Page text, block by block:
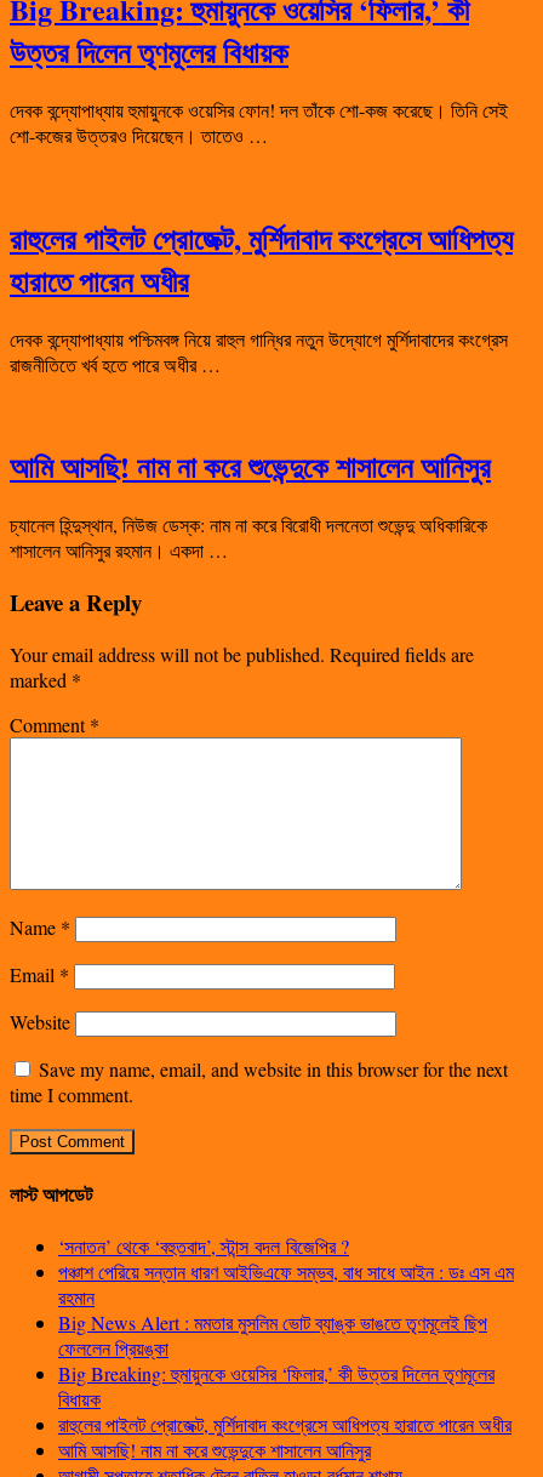
Big Breaking: হুমায়ুনকে ওয়েসির ‘ফিলার,’ কী
উত্তর দিলেন তৃণমূলের বিধায়ক
দেবক বন্দ্যোপাধ্যায় হুমায়ুনকে ওয়েসির ফোন! দল তাঁকে শো-কজ করেছে। তিনি সেই
শো-কজের উত্তরও দিয়েছেন। তাতেও …
রাহুলের পাইলট প্রোজেক্ট, মুর্শিদাবাদ কংগ্রেসে আধিপত্য
হারাতে পারেন অধীর
দেবক বন্দ্যোপাধ্যায় পশ্চিমবঙ্গ নিয়ে রাহুল গান্ধির নতুন উদ্যোগে মুর্শিদাবাদের কংগ্রেস
রাজনীতিতে খর্ব হতে পারে অধীর …
আমি আসছি! নাম না করে শুভেন্দুকে শাসালেন আনিসুর
চ্যানেল হিন্দুস্থান, নিউজ ডেস্ক: নাম না করে বিরোধী দলনেতা শুভেন্দু অধিকারিকে
শাসালেন আনিসুর রহমান। একদা …
Leave a Reply
Your email address will not be published. Required fields are
marked *
Comment*
Name *
Email *
Website
Save my name, email, and website in this browser for the next
time I comment.
লাস্ট আপডেট
‘সনাতন’ থেকে ‘বহুতবাদ’, স্টান্স বদল বিজেপির ?
পঞ্চাশ পেরিয়ে সন্তান ধারণ আইভিএফে সম্ভব, বাধ সাধে আইন : ডঃ এস এম
রহমান
Big News Alert : মমতার মুসলিম ভোট ব্যাঙ্ক ভাঙতে তৃণমূলেই ছিপ
ফেললেন প্রিয়ঙ্কা
Big Breaking: হুমায়ুনকে ওয়েসির ‘ফিলার,’ কী উত্তর দিলেন তৃণমূলের
বিধায়ক
রাহুলের পাইলট প্রোজেক্ট, মুর্শিদাবাদ কংগ্রেসে আধিপত্য হারাতে পারেন অধীর
আমি আসছি! নাম না করে শুভেন্দুকে শাসালেন আনিসুর